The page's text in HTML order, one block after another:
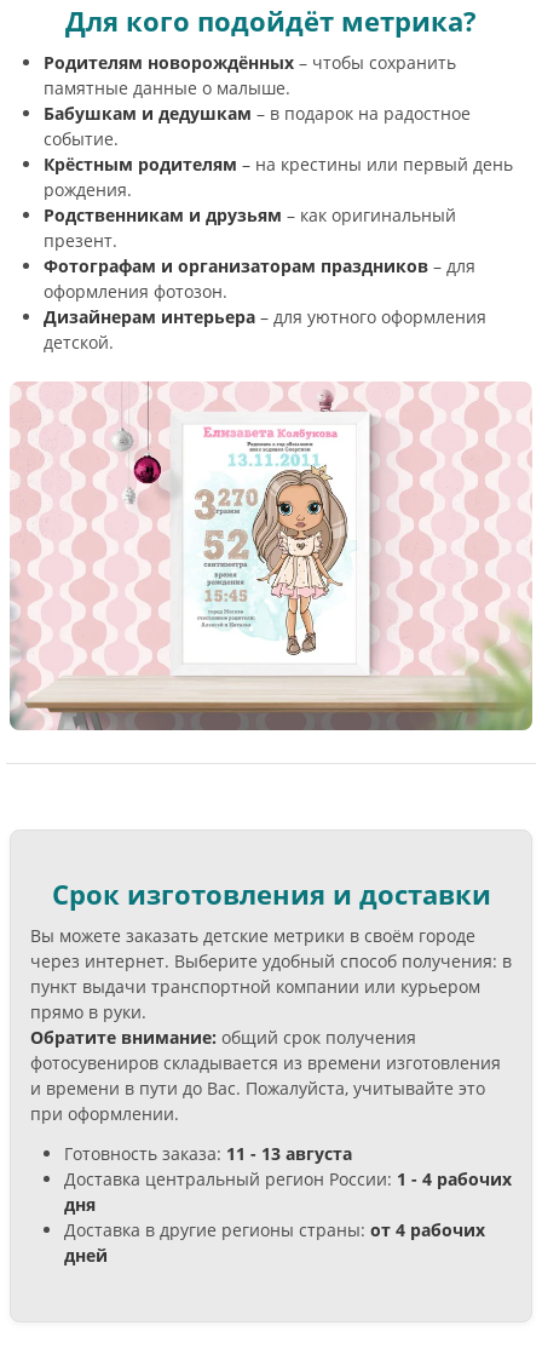
Для кого подойдёт метрика?
Родителям новорождённых – чтобы сохранить
памятные данные о малыше.
Бабушкам и дедушкам – в подарок на радостное
событие.
Крёстным родителям – на крестины или первый день
рождения.
Родственникам и друзьям – как оригинальный
презент.
Фотографам и организаторам праздников – для
оформления фотозон.
Дизайнерам интерьера – для уютного оформления
детской.
Срок изготовления и доставки
Вы можете заказать детские метрики в своём городе
через интернет. Выберите удобный способ получения: в
пункт выдачи транспортной компании или курьером
прямо в руки.
Обратите внимание: общий срок получения
фотосувениров складывается из времени изготовления
и времени в пути до Вас. Пожалуйста, учитывайте это
при оформлении.
Готовность заказа: 11 - 13 августа
Доставка центральный регион России: 1 - 4 рабочих
дня
Доставка в другие регионы страны: от 4 рабочих
дней